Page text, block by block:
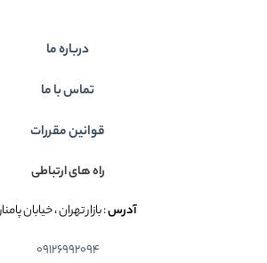
درباره ما
تماس با ما
قوانین مقررات
راه های ارتباطی
آدرس: بازار تهران ، خیابان پامنار
09126992094